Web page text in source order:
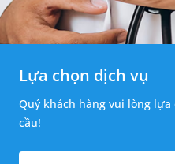
Lựa chọn dịch vụ
Quý khách hàng vui lòng
cầu!